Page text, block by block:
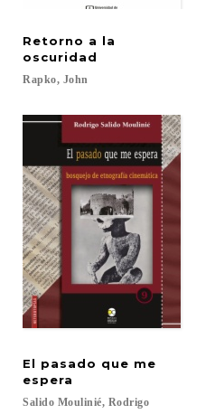
Retorno a la
oscuridad
Rapko, John
El pasado que me
espera
Salido Moulinié, Rodrigo